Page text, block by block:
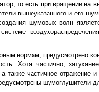
то есть при вращении на
вышеуказанного и его
шумовых волн
нормам, предусмотрено
Хотя частично,
также частичное
шумоглушители